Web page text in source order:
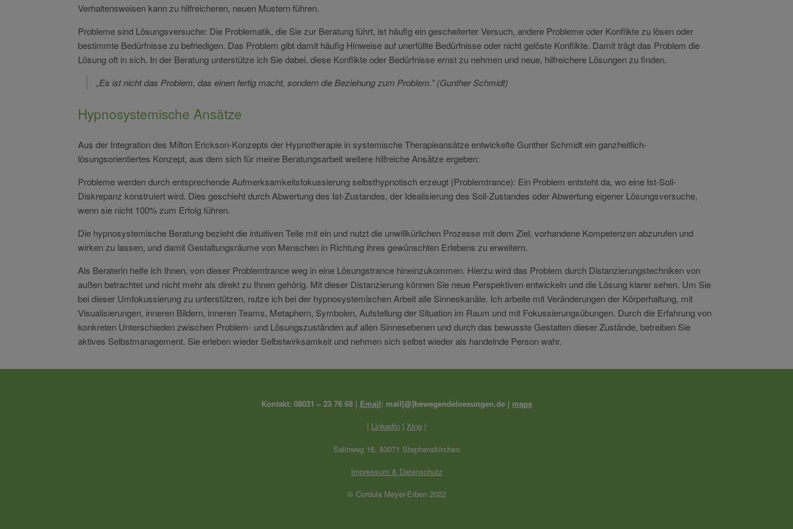
Verhaltensweisen kann zu hilfreicheren, neuen Mustern führen.
Probleme sind Lösungsversuche: Die Problematik, die Sie zur Beratung führt, ist häufig ein gescheiterter Versuch, andere Probleme oder Konflikte zu lösen oder
bestimmte Bedürfnisse zu befriedigen. Das Problem gibt damit häufig Hinweise auf unerfüllte Bedürfnisse oder nicht gelöste Konflikte. Damit trägt das Problem die
Lösung oft in sich. In der Beratung unterstütze ich Sie dabei, diese Konflikte oder Bedürfnisse ernst zu nehmen und neue, hilfreichere Lösungen zu finden.
„Es ist nicht das Problem, das einen fertig macht, sondern die Beziehung zum Problem.”(Gunther Schmidt)
Hypnosystemische Ansätze
Aus der Integration des Milton Erickson-Konzepts der Hypnotherapie in systemische Therapieansätze entwickelte Gunther Schmidt ein ganzheitlich-
lösungsorientiertes Konzept, aus dem sich für meine Beratungsarbeit weitere hilfreiche Ansätze ergeben:
Probleme werden durch entsprechende Aufmerksamkeitsfokussierung selbsthypnotisch erzeugt (Problemtrance): Ein Problem entsteht da, wo eine Ist-Soll-
Diskrepanz konstruiert wird. Dies geschieht durch Abwertung des Ist-Zustandes, der Idealisierung des Soll-Zustandes oder Abwertung eigener Lösungsversuche,
wenn sie nicht 100% zum Erfolg führen.
Die hypnosystemische Beratung bezieht die intuitiven Teile mit ein und nutzt die unwillkürlichen Prozesse mit dem Ziel, vorhandene Kompetenzen abzurufen und
wirken zu lassen, und damit Gestaltungsräume von Menschen in Richtung ihres gewünschten Erlebens zu erweitern.
Als Beraterin helfe ich Ihnen, von dieser Problemtrance weg in eine Lösungstrance hineinzukommen. Hierzu wird das Problem durch Distanzierungstechniken von
außen betrachtet und nicht mehr als direkt zu Ihnen gehörig. Mit dieser Distanzierung können Sie neue Perspektiven entwickeln und die Lösung klarer sehen. Um Sie
bei dieser Umfokussierung zu unterstützen, nutze ich bei der hypnosystemischen Arbeit alle Sinneskanäle. Ich arbeite mit Veränderungen der Körperhaltung, mit
Visualisierungen, inneren Bildern, inneren Teams, Metaphern, Symbolen, Aufstellung der Situation im Raum und mit Fokussierungsübungen. Durch die Erfahrung von
konkreten Unterschieden zwischen Problem- und Lösungszuständen auf allen Sinnesebenen und durch das bewusste Gestalten dieser Zustände, betreiben Sie
aktives Selbstmanagement. Sie erleben wieder Selbstwirksamkeit und nehmen sich selbst wieder als handelnde Person wahr.
Kontakt: 08031 – 23 76 68 | Email: mail[@]bewegendeloesungen.de | maps
| LinkedIn | Xing |
Salinweg 16, 83071 Stephanskirchen
Impressum & Datenschutz
© Cordula Meyer-Erben 2022